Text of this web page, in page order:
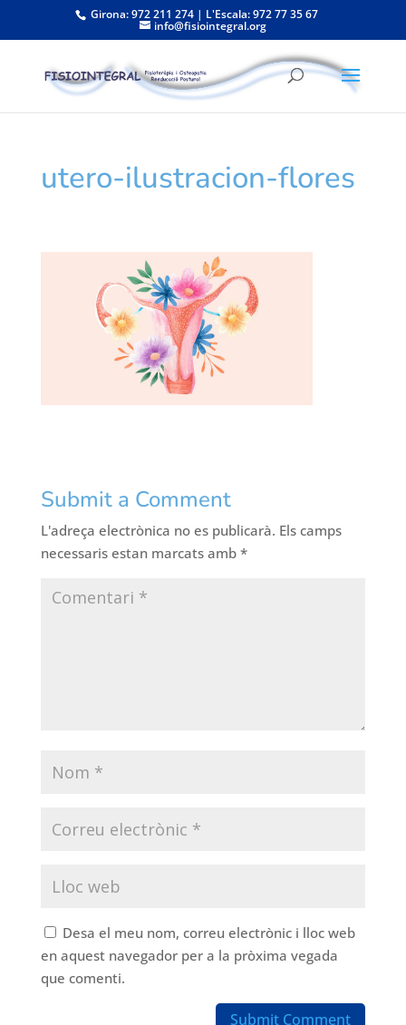
Girona: 972 211 274 | L'Escala: 972 77 35 67
info@fisiointegral.org
utero-ilustracion-flores
Submit a Comment
L'adreça electrònica no es publicarà. Els camps
necessaris estan marcats amb *
Desa el meu nom, correu electrònic i lloc web
en aquest navegador per a la pròxima vegada
que comenti.